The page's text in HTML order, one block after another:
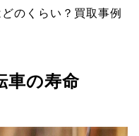
のくらい？買取事例
車の寿命